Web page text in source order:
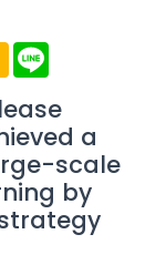
K
a
a
o
e
a
scale
by